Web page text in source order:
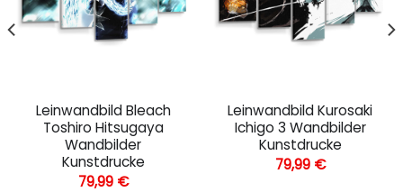
Leinwandbild Bleach
Toshiro Hitsugaya
Wandbilder
Kunstdrucke
79,99 €
Leinwandbild Kurosaki
Ichigo 3 Wandbilder
Kunstdrucke
79,99 €